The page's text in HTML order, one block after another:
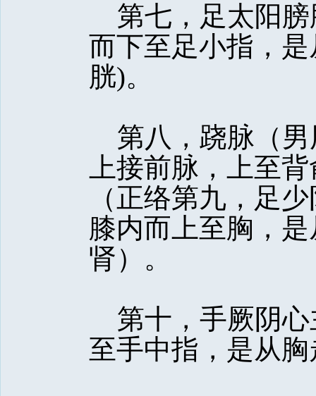
第七，足太阳膀
而下至足小指，
胱)。
第八，跷脉（男
上接前脉，上至
（正络第九，足
膝内而上至胸，
肾）。
第十，手厥阴心
至手中指，是从